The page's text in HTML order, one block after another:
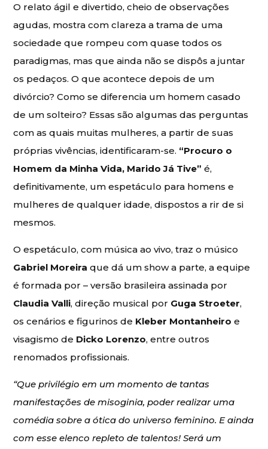
O relato ágil e divertido, cheio de observações
agudas, mostra com clareza a trama de uma
sociedade que rompeu com quase todos os
paradigmas, mas que ainda não se dispôs a juntar
os pedaços. O que acontece depois de um
divórcio? Como se diferencia um homem casado
de um solteiro? Essas são algumas das perguntas
com as quais muitas mulheres, a partir de suas
próprias vivências, identificaram-se. “Procuro o
Homem da Minha Vida, Marido Já Tive” é,
definitivamente, um espetáculo para homens e
mulheres de qualquer idade, dispostos a rir de si
mesmos.
O espetáculo, com música ao vivo, traz o músico
Gabriel Moreira que dá um show a parte, a equipe
é formada por – versão brasileira assinada por
Claudia Valli, direção musical por Guga Stroeter,
os cenários e figurinos de Kleber Montanheiro e
visagismo de Dicko Lorenzo, entre outros
renomados profissionais.
“Que privilégio em um momento de tantas
manifestações de misoginia, poder realizar uma
comédia sobre a ótica do universo feminino. E ainda
com esse elenco repleto de talentos! Será um